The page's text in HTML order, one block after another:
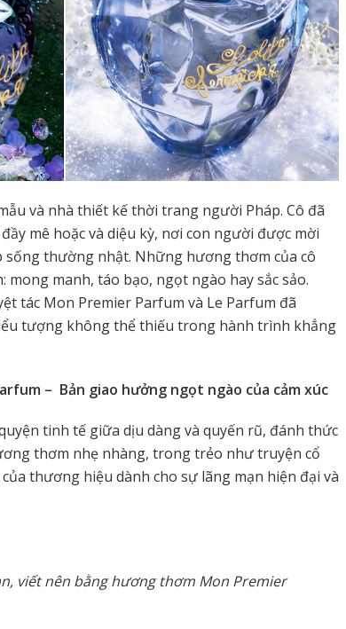
và nhà thiết kế thời trang người Pháp. Cô đã
mê hoặc và diệu kỳ, nơi con người được mời
thường nhật. Những hương thơm của cô
manh, táo bạo, ngọt ngào hay sắc sảo.
tác Mon Premier Parfum và Le Parfum đã
tượng không thể thiếu trong hành trình khẳng
– Bản giao hưởng ngọt ngào của cảm xúc
tinh tế giữa dịu dàng và quyến rũ, đánh thức
thơm nhẹ nhàng, trong trẻo như truyện cổ
thương hiệu dành cho sự lãng mạn hiện đại và
viết nên bằng hương thơm Mon Premier